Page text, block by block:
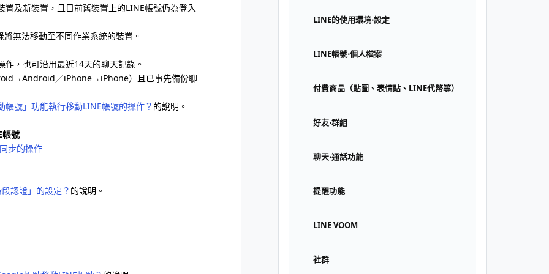
LINE的使用環境⋅設定
LINE帳號⋅個人檔案
付費商品（貼圖、表情貼、LINE代幣等）
好友⋅群組
聊天⋅通話功能
提醒功能
LINE VOOM
社群
及新裝置，且目前舊裝置上的LINE帳號仍為登入
無法移動至不同作業系統的裝置。
，也可沿用最近14天的聊天記錄。
／iPhone→iPhone）且已事先備份聊
帳號」功能執行移動LINE帳號的操作？ 的說明。
號
步的操作
認證」的設定？ 的說明。